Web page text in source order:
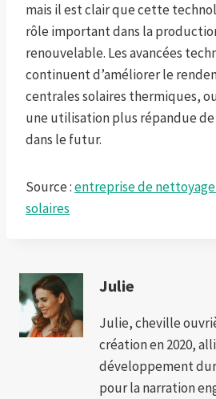
mais il est clair que cette
rôle important dans la
renouvelable. Les avancées
continuent d’améliorer le
centrales solaires thermiques,
une utilisation plus répandue
dans le futur.
Source :entreprise de
solaires
Julie
Julie, cheville
création en 2020,
développement
pour la narration